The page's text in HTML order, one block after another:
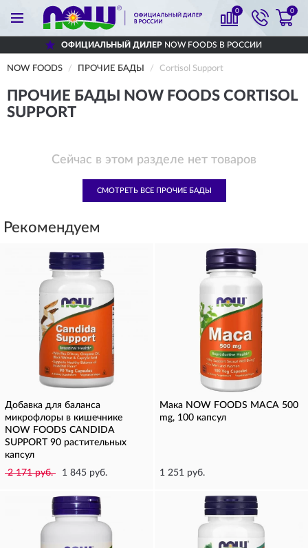
0 0
ОФИЦИАЛЬНЫЙ ДИЛЕРNOW FOODS В РОССИИ
NOW FOODS ПРОЧИЕ БАДЫ Cortisol Support
ПРОЧИЕ БАДЫ NOW FOODS CORTISOL
SUPPORT
Сейчас в этом разделе нет товаров
СМОТРЕТЬ ВСЕ ПРОЧИЕ БАДЫ
Рекомендуем
Добавка для баланса
микрофлоры в кишечнике
NOW FOODS CANDIDA
SUPPORT 90 растительных
капсул
2 171 руб.
1 845 руб.
Мака NOW FOODS MACA 500
mg, 100 капсул
1 251 руб.